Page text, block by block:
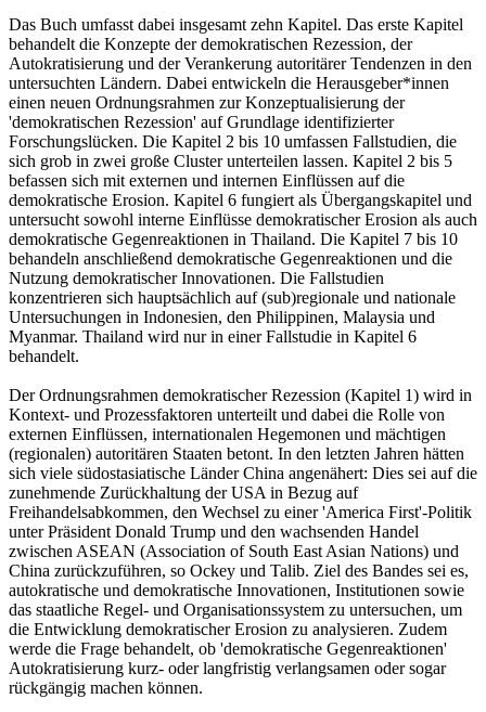
Das Buch umfasst dabei insgesamt zehn Kapitel. Das erste Kapitel
behandelt die Konzepte der demokratischen Rezession, der
Autokratisierung und der Verankerung autoritärer Tendenzen in den
untersuchten Ländern. Dabei entwickeln die Herausgeber*innen
einen neuen Ordnungsrahmen zur Konzeptualisierung der
'demokratischen Rezession' auf Grundlage identifizierter
Forschungslücken. Die Kapitel 2 bis 10 umfassen Fallstudien, die
sich grob in zwei große Cluster unterteilen lassen. Kapitel 2 bis 5
befassen sich mit externen und internen Einflüssen auf die
demokratische Erosion. Kapitel 6 fungiert als Übergangskapitel und
untersucht sowohl interne Einflüsse demokratischer Erosion als auch
demokratische Gegenreaktionen in Thailand. Die Kapitel 7 bis 10
behandeln anschließend demokratische Gegenreaktionen und die
Nutzung demokratischer Innovationen. Die Fallstudien
konzentrieren sich hauptsächlich auf (sub)regionale und nationale
Untersuchungen in Indonesien, den Philippinen, Malaysia und
Myanmar. Thailand wird nur in einer Fallstudie in Kapitel 6
behandelt.
Der Ordnungsrahmen demokratischer Rezession (Kapitel 1) wird in
Kontext- und Prozessfaktoren unterteilt und dabei die Rolle von
externen Einflüssen, internationalen Hegemonen und mächtigen
(regionalen) autoritären Staaten betont. In den letzten Jahren hätten
sich viele südostasiatische Länder China angenähert: Dies sei auf die
zunehmende Zurückhaltung der USA in Bezug auf
Freihandelsabkommen, den Wechsel zu einer 'America First'-Politik
unter Präsident Donald Trump und den wachsenden Handel
zwischen ASEAN (Association of South East Asian Nations) und
China zurückzuführen, so Ockey und Talib. Ziel des Bandes sei es,
autokratische und demokratische Innovationen, Institutionen sowie
das staatliche Regel- und Organisationssystem zu untersuchen, um
die Entwicklung demokratischer Erosion zu analysieren. Zudem
werde die Frage behandelt, ob 'demokratische Gegenreaktionen'
Autokratisierung kurz- oder langfristig verlangsamen oder sogar
rückgängig machen können.